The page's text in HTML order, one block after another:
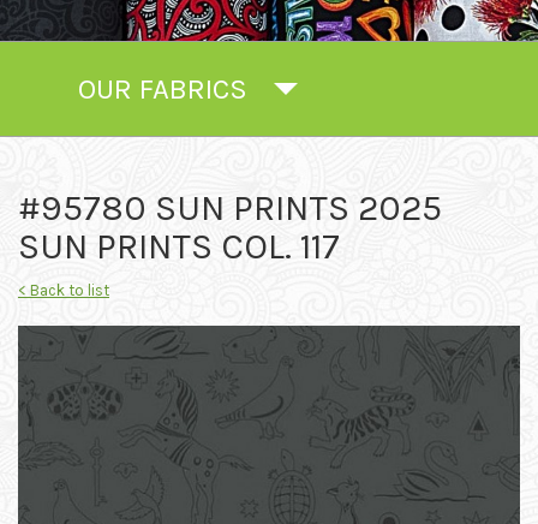
OUR FABRICS
#95780 SUN PRINTS 2025
SUN PRINTS COL. 117
< Back to list